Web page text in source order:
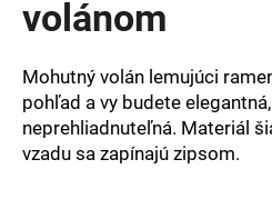
z
hviezdičiek.
volánom
Mohutný volán lemujúci
pohľad a vy budete
neprehliadnuteľná. Materiál
vzadu sa zapínajú zipsom.